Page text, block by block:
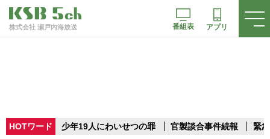
株式会社 瀬戸内海放送 番組表 アプリ
HOTワード 少年19人にわいせつの罪 官製談合事件続報 緊